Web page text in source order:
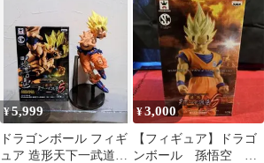
ュア
¥5,999
ドラゴンボール フィギ
ュア 造形天下一武道会
¥3,000
【フィギュア】ドラゴ
ンボール 孫悟空 ス